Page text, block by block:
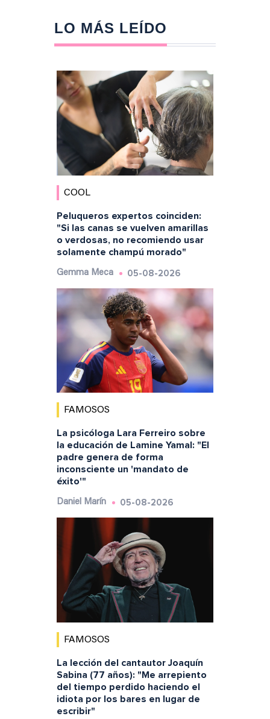
LO MÁS LEÍDO
COOL
Peluqueros expertos coinciden:
"Si las canas se vuelven amarillas
o verdosas, no recomiendo usar
solamente champú morado"
Gemma Meca 05-08-2026
FAMOSOS
La psicóloga Lara Ferreiro sobre
la educación de Lamine Yamal: "El
padre genera de forma
inconsciente un 'mandato de
éxito'"
Daniel Marín 05-08-2026
FAMOSOS
La lección del cantautor Joaquín
Sabina (77 años): "Me arrepiento
del tiempo perdido haciendo el
idiota por los bares en lugar de
escribir"